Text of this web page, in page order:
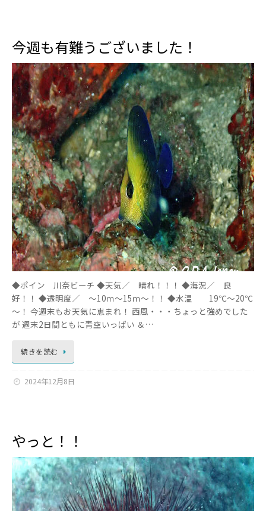
今週も有難うございました！
◆ポイン 川奈ビーチ ◆天気／ 晴れ！！！ ◆海況／ 良
好！！ ◆透明度／ ～10ｍ～15ｍ～！！ ◆水温 19℃～20℃
～！ 今週末もお天気に恵まれ！ 西風・・・ちょっと強めでした
が 週末2日間ともに青空いっぱい ＆…
続きを読む
2024年12月8日
やっと！！